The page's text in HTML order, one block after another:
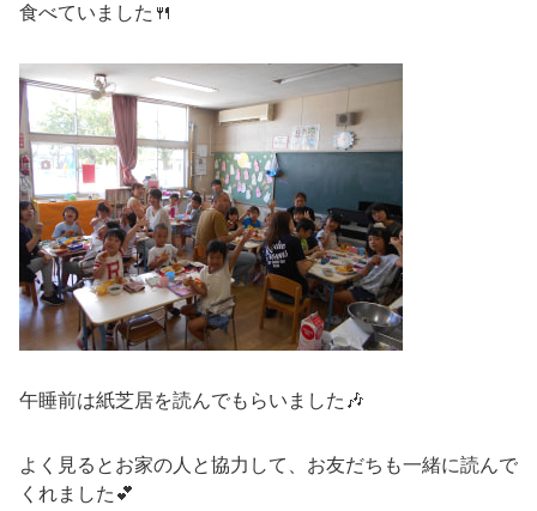
食べていました🍴
午睡前は紙芝居を読んでもらいました🎶
よく見るとお家の人と協力して、お友だちも一緒に読んで
くれました💕